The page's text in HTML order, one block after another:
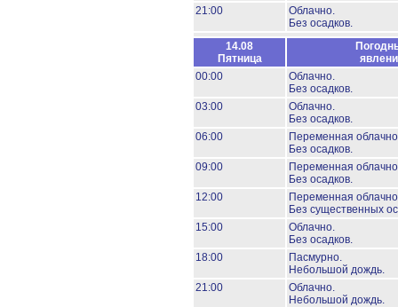
21:00
Облачно.
Без осадков.
14.08
Пятница
00:00
Облачно.
Без осадков.
03:00
Облачно.
Без осадков.
06:00
Переменная
Без осадков.
09:00
Переменная
Без осадков.
12:00
Переменная
Без существенных
15:00
Облачно.
Без осадков.
18:00
Пасмурно.
Небольшой дождь.
21:00
Облачно.
Небольшой дождь.